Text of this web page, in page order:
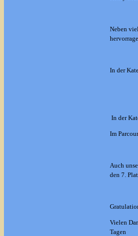
Neben
In der
In der
Im
Auch
den 7.
Vielen
Tagen